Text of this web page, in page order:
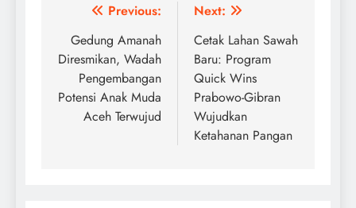
Post
navigation
Previous:
Gedung Amanah
Diresmikan, Wadah
Pengembangan
Potensi Anak Muda
Aceh Terwujud
Next:
Cetak Lahan Sawah
Baru: Program
Quick Wins
Prabowo-Gibran
Wujudkan
Ketahanan Pangan